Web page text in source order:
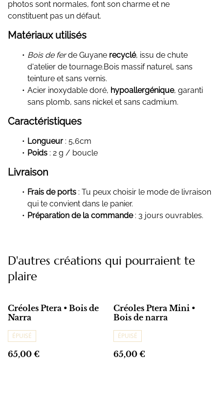
photos sont normales, font son charme et ne
constituent pas un défaut.
Matériaux utilisés
Bois de ferde Guyane recyclé, issu de chute
d'atelier de tournage.Bois massif naturel, sans
teinture et sans vernis.
Acier inoxydable doré, hypoallergénique, garanti
sans plomb, sans nickel et sans cadmium.
Caractéristiques
Longueur : 5,6cm
Poids : 2 g / boucle
Livraison
Frais de ports : Tu peux choisir le mode de livraison
qui te convient dans le panier.
Préparation de la commande : 3 jours ouvrables.
D'autres créations qui pourraient te
plaire
Créoles Ptera • Bois de
Narra
ÉPUISÉ
65,00 €
Créoles Ptera Mini •
Bois de narra
ÉPUISÉ
65,00 €